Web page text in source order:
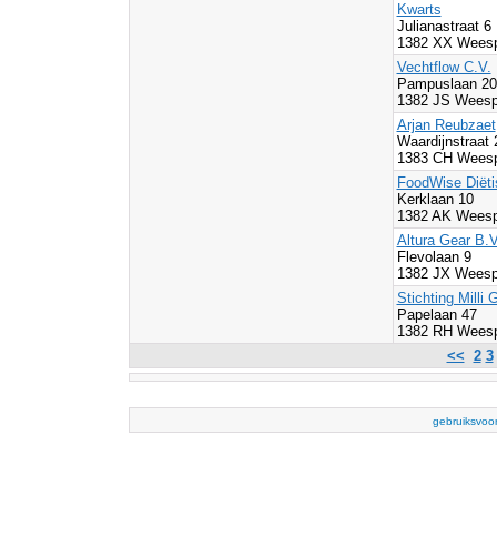
Kwarts
Julianastraat 6
1382 XX
Vechtflow C.V.
Pampuslaan
1382 JS
Arjan Reubzaet
Waardijnstraat
1383 CH
FoodWise
Kerklaan 10
1382 AK
Altura Gear
Flevolaan 9
1382 JX
Stichting Milli
Papelaan 47
1382 RH
<< 2 3